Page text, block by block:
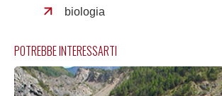
biologia
POTREBBE INTERESSARTI